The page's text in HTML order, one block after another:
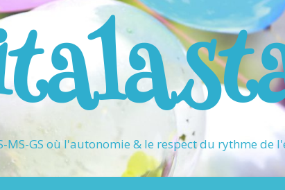
MS-GS où l'autonomie & le respect du rythme